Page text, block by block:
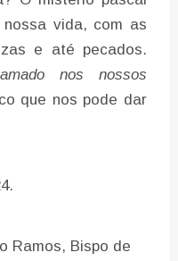
vida, com as
e até pecados.
nos nossos
que nos pode dar
Ramos, Bispo de